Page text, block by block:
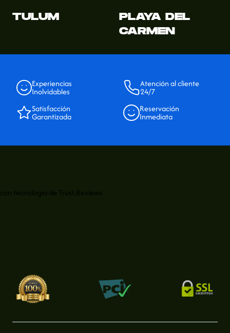
TULUM
PLAYA DEL
CARMEN
Experiencias
Inolvidables
Atención al cliente
24/7
Satisfacción
Garantizada
Reservación
Inmediata
con tecnología de Trust.Reviews